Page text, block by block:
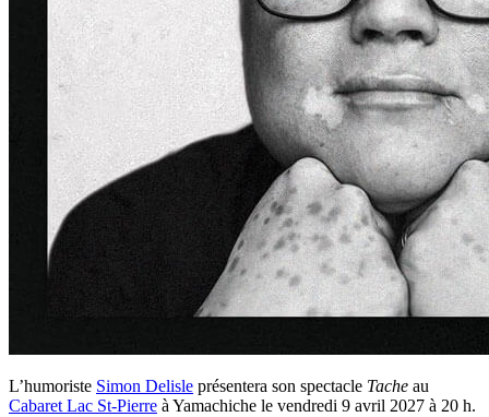
L’humoriste Simon Delisle présentera son spectacle Tache au
Cabaret Lac St-Pierre à Yamachiche le vendredi 9 avril 2027 à 20 h.